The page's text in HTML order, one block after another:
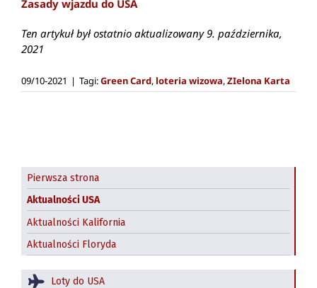
Zasady wjazdu do USA
Ten artykuł był ostatnio aktualizowany 9. października,
2021
09/10-2021 | Tagi:Green Card, loteria wizowa,ZIelona Karta
Pierwsza strona
Aktualności USA
Aktualności Kalifornia
Aktualności Floryda
Loty do USA